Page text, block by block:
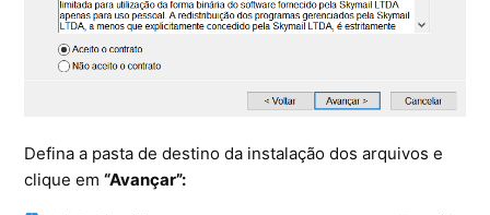
Defina a pasta de destino da instalação dos arquivos e
clique em“Avançar”: